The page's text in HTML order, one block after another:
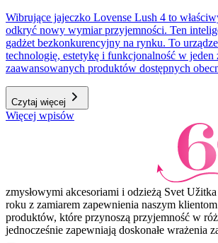
Wibrujące jajeczko Lovense Lush 4 to
odkryć nowy wymiar przyjemności. Ten
gadżet bezkonkurencyjny na rynku. To
technologię, estetykę i funkcjonalność w jeden
zaawansowanych produktów dostępnych
Czytaj więcej
Więcej wpisów
zmysłowymi akcesoriami i odzieżą Svet Užitka
roku z zamiarem zapewnienia naszym
produktów, które przynoszą przyjemność w
jednocześnie zapewniają doskonałe wrażenia